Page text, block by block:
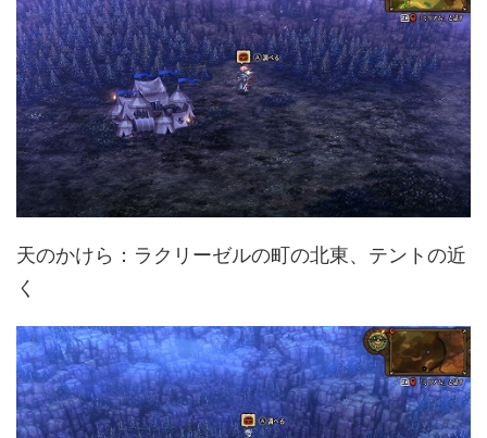
天のかけら：ラクリーゼルの町の北東、テントの近
く